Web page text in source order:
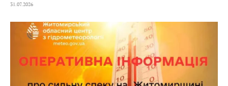
31.07.2026